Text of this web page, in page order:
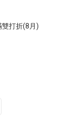
打折(8月)